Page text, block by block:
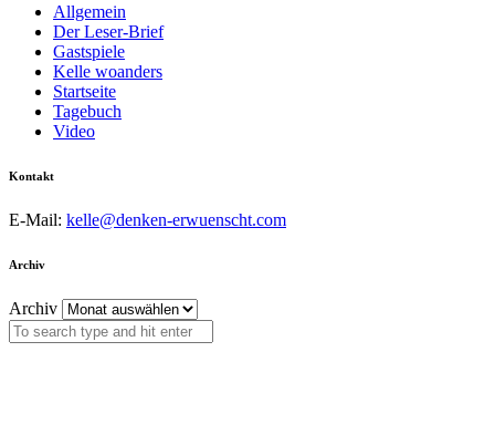
Allgemein
Der Leser-Brief
Gastspiele
Kelle woanders
Startseite
Tagebuch
Video
Kontakt
E-Mail: kelle@denken-erwuenscht.com
Archiv
Archiv